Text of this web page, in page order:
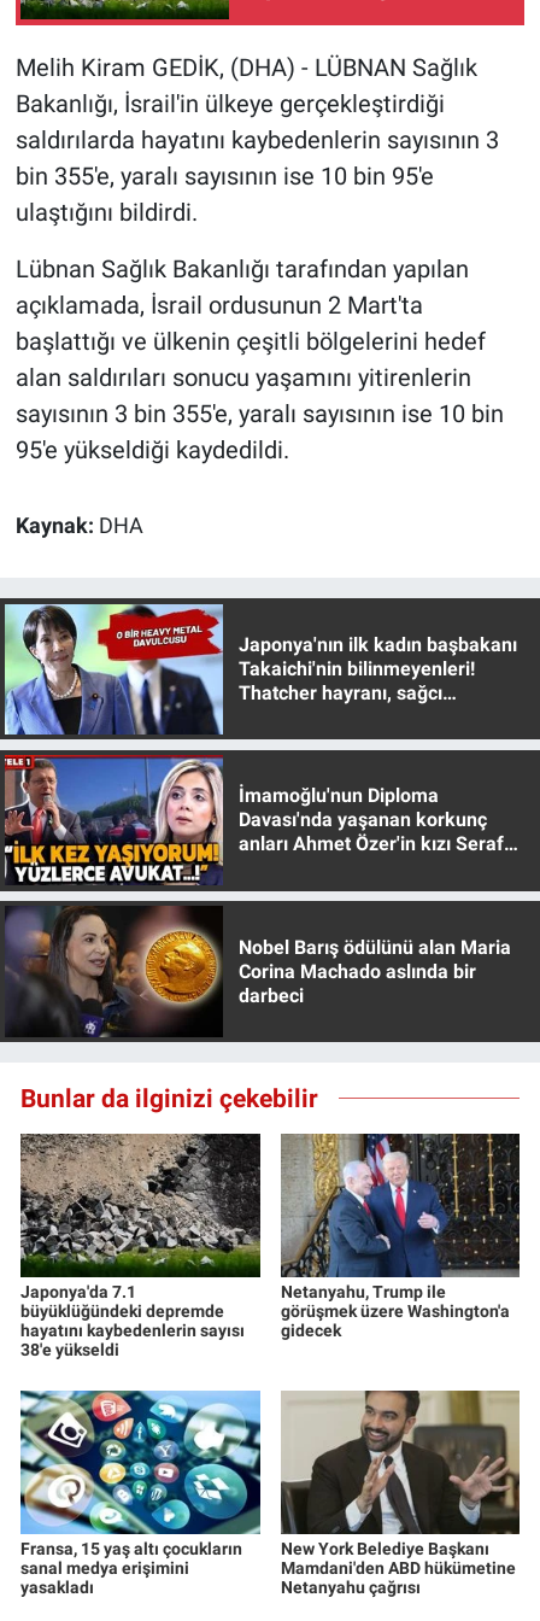
Melih Kiram GEDİK, (DHA) - LÜBNAN Sağlık
Bakanlığı, İsrail'in ülkeye gerçekleştirdiği
saldırılarda hayatını kaybedenlerin sayısının 3
bin 355'e, yaralı sayısının ise 10 bin 95'e
ulaştığını bildirdi.
Lübnan Sağlık Bakanlığı tarafından yapılan
açıklamada, İsrail ordusunun 2 Mart'ta
başlattığı ve ülkenin çeşitli bölgelerini hedef
alan saldırıları sonucu yaşamını yitirenlerin
sayısının 3 bin 355'e, yaralı sayısının ise 10 bin
95'e yükseldiği kaydedildi.
Kaynak: DHA
Japonya'nın ilk kadın başbakanı
Takaichi'nin bilinmeyenleri!
Thatcher hayranı, sağcı
İmamoğlu'nun Diploma
Davası'nda yaşanan korkunç
anları Ahmet Özer'in kızı Seraf
Nobel Barış ödülünü alan Maria
Corina Machado aslında bir
darbeci
Bunlar da ilginizi çekebilir
Japonya'da 7.1
büyüklüğündeki depremde
hayatını kaybedenlerin sayısı
38'e yükseldi
Netanyahu, Trump ile
görüşmek üzere Washington'a
gidecek
Fransa, 15 yaş altı çocukların
sanal medya erişimini
yasakladı
New York Belediye Başkanı
Mamdani'den ABD hükümetine
Netanyahu çağrısı
Gündem Özel
Günün görüntüsü
Haber
Kimdir
Koronavirüs
Kültür Sanat
Popüler
Programlar
Sağlık
Spor
Teknoloji
Türkiye'nin Geleceği
Türkiye'nin Gündemi
Yerel Gündem
Yerel Yaşam
Canlı Yayın